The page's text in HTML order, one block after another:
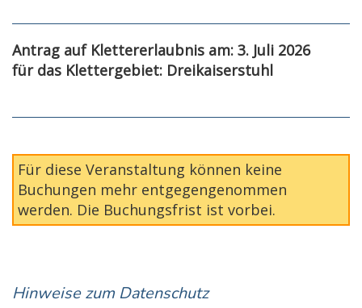
Antrag auf Klettererlaubnis am: 3. Juli 2026
für das Klettergebiet: Dreikaiserstuhl
Für diese Veranstaltung können keine
Buchungen mehr entgegengenommen
werden. Die Buchungsfrist ist vorbei.
Hinweise zum Datenschutz